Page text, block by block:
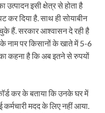
उत्पादन इसी क्षेत्र से होता है
दिया है. साथ ही सोयाबीन
हैं. सरकार आश्वासन दे रही है
नाम पर किसानों के खाते में 5-6
कहना है कि अब इतने से रुपयों
कर के बताया कि उनके घर में
कर्मचारी मदद के लिए नहीं आया.